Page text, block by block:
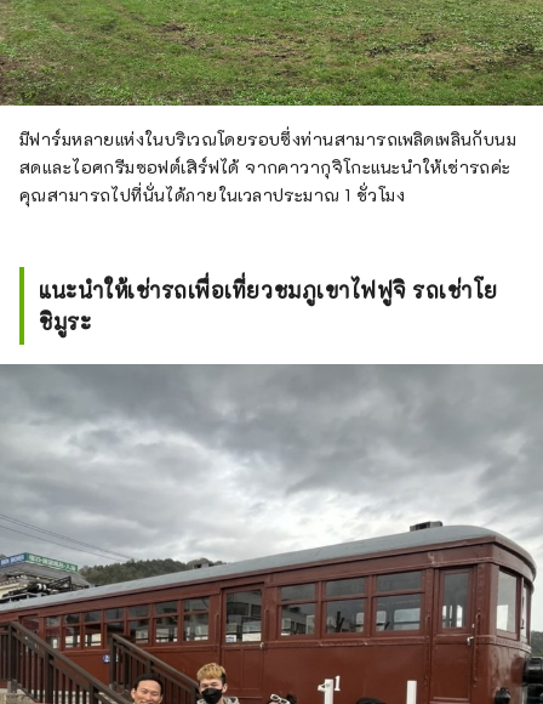
มีฟาร์มหลายแห่งในบริเวณโดยรอบซึ่งท่านสามารถเพลิดเพลินกับนม
สดและไอศกรีมซอฟต์เสิร์ฟได้ จากคาวากุจิโกะแนะนำให้เช่ารถค่ะ
คุณสามารถไปที่นั่นได้ภายในเวลาประมาณ 1 ชั่วโมง
แนะนำให้เช่ารถเพื่อเที่ยวชมภูเขาไฟฟูจิ รถเช่าโย
ชิมูระ